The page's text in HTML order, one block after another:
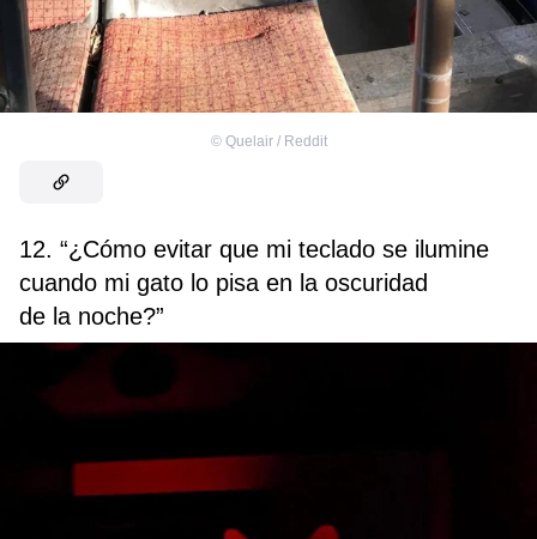
© Quelair / Reddit
12. “¿Cómo evitar que mi teclado se ilumine
cuando mi gato lo pisa en la oscuridad
de la noche?”